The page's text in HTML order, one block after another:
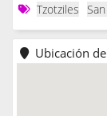
Tzotziles
Ubicación